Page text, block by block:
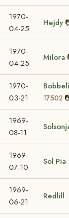
1970-
04-25
Hejdy
1970-
04-25
Milora
1970-
03-21
17502
1969-
08-11
1969-
07-10
Sol Pia
1969-
06-21
Redlill